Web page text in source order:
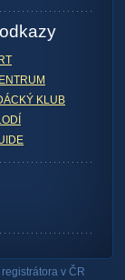
KLUB
v ČR